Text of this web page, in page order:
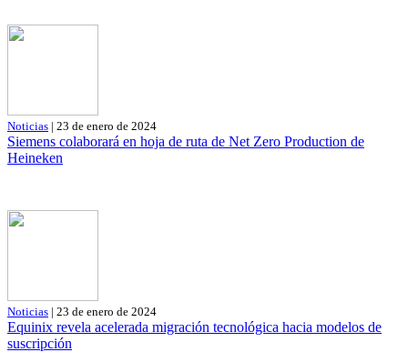
Noticias | 23 de enero de 2024
Siemens colaborará en hoja de ruta de Net Zero Production de
Heineken
Noticias | 23 de enero de 2024
Equinix revela acelerada migración tecnológica hacia modelos de
suscripción